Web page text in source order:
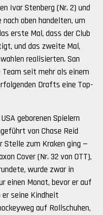
Ivar Stenberg (Nr. 2) und
oben handelten, um
erste Mal, dass der Club
und das zweite Mal,
realisierten. San
seit mehr als einem
Drafts eine Top-
geborenen Spielern
von Chase Reid
Stelle zum Kraken ging —
Cover (Nr. 32 von OTT),
wurde zwar in
einen Monat, bevor er auf
er seine Kindheit
auf Rollschuhen,